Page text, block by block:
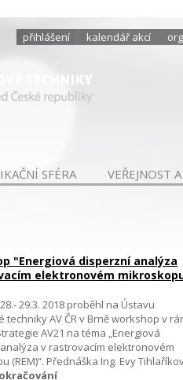
přihlášení kalendář akcí
SFÉRA VEŘEJNOST
"Energiová disperzní analýza
elektronovém
29.3. 2018 proběhl na Ústavu
techniky AV ČR v Brně workshop v
AV21 na téma „Energiová
v rastrovacím elektronovém
(REM)“. Přednáška Ing. Evy